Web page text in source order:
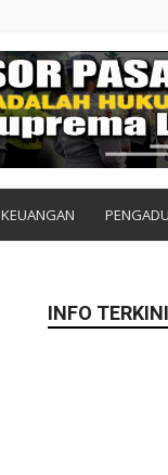
KEUANGAN
INFO